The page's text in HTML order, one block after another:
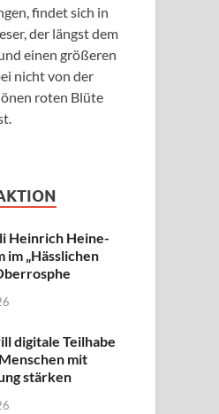
findet sich in
der längst dem
einen größeren
nicht von der
roten Blüte
Heinrich Heine-
im „Hässlichen
digitale Teilhabe
mit
stärken